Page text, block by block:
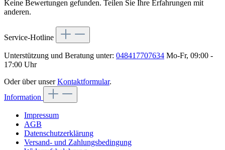
Keine Bewertungen gefunden. Teilen Sie Ihre Erfahrungen mit
anderen.
Service-Hotline
Unterstützung und Beratung unter: 048417707634 Mo-Fr, 09:00 -
17:00 Uhr
Oder über unserKontaktformular.
Information
Impressum
AGB
Datenschutzerklärung
Versand- und Zahlungsbedingung